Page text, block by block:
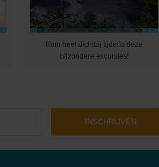
Kom heel dichtbij tijdens deze
bijzondere excursies!
INSCHRIJVEN